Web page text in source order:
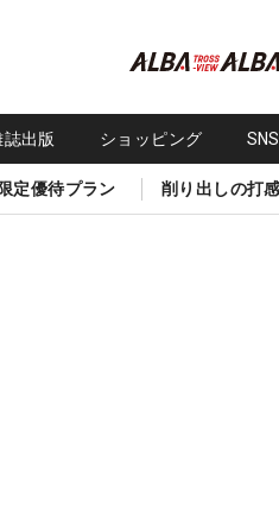
誌出版 ショッピング
定優待プラン 削り出しの打